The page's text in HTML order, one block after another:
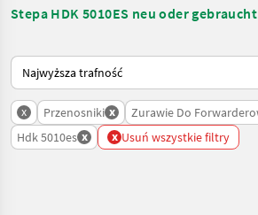
Stepa HDK 5010ES neu oder
Tak sortuje się na Landwirt.com
x Przenosniki x Zurawie Do
Hdk 5010es x x Usuń wszystkie filtry